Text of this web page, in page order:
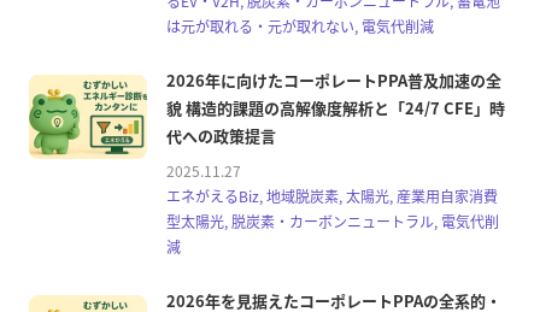
は元が取れる・元が取れない, 電気代削減
2026年に向けたコーポレートPPA普及加速の全
貌 構造的課題の高解像度解析と「24/7 CFE」時
代への政策提言
2025.11.27
エネがえるBiz, 地域脱炭素, 太陽光, 産業用自家消費
型太陽光, 脱炭素・カーボンニュートラル, 電気代削
減
2026年を見据えたコーポレートPPAの全系的・